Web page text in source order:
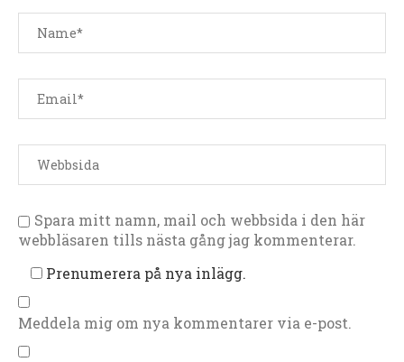
Spara mitt namn, mail och webbsida i den här
webbläsaren tills nästa gång jag kommenterar.
Prenumerera på nya inlägg.
Meddela mig om nya kommentarer via e-post.